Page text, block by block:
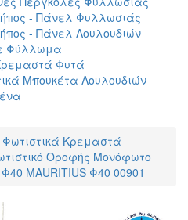
- Πάνελ Φυλλωσιάς
- Πάνελ Λουλουδιών
Φύλλωμα
Φυτά
Μπουκέτα Λουλουδιών
Φωτιστικά Κρεμαστά
Οροφής Μονόφωτο
MAURITIUS Φ40 00901